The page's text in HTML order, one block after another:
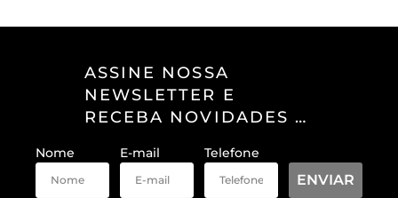
ASSINE NOSSA
NEWSLETTER E
RECEBA NOVIDADES E
Nome E-mail Telefone
ENVIAR